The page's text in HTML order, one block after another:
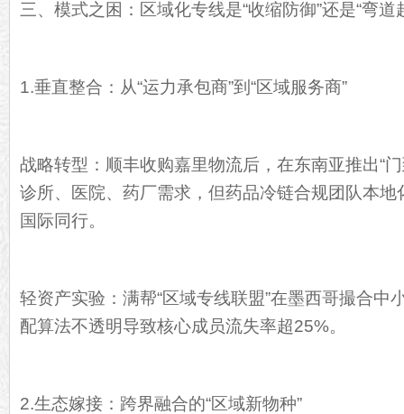
三、模式之困：区域化专线是“收缩防御”还是“弯道
1.垂直整合：从“运力承包商”到“区域服务商”
战略转型：顺丰收购嘉里物流后，在东南亚推出“
诊所、医院、药厂需求，但药品冷链合规团队本
国际同行。
轻资产实验：满帮“区域专线联盟”在墨西哥撮合中
配算法不透明导致核心成员流失率超25%。
2.生态嫁接：跨界融合的“区域新物种”